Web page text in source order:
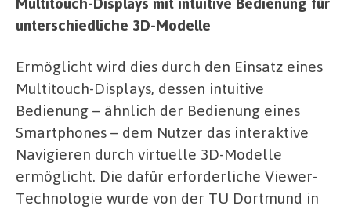
unterschiedliche 3D-Modelle
Ermöglicht wird dies durch den Einsatz eines
Multitouch-Displays, dessen intuitive
Bedienung – ähnlich der Bedienung eines
Smartphones – dem Nutzer das interaktive
Navigieren durch virtuelle 3D-Modelle
ermöglicht. Die dafür erforderliche Viewer-
Technologie wurde von der TU Dortmund in